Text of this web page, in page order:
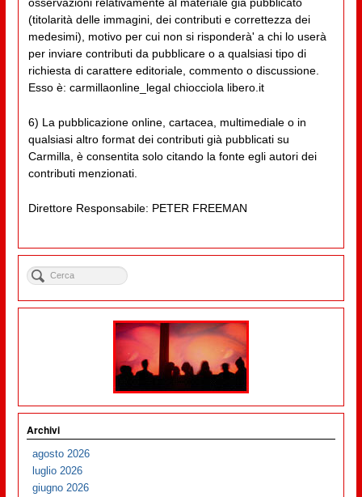
(titolarità delle immagini, dei contributi e correttezza dei
medesimi), motivo per cui non si risponderà' a chi lo userà
per inviare contributi da pubblicare o a qualsiasi tipo di
richiesta di carattere editoriale, commento o discussione.
Esso è: carmillaonline_legal chiocciola libero.it
6) La pubblicazione online, cartacea, multimediale o in
qualsiasi altro format dei contributi già pubblicati su
Carmilla, è consentita solo citando la fonte egli autori dei
contributi menzionati.
Direttore Responsabile: PETER FREEMAN
Archivi
agosto 2026
luglio 2026
giugno 2026